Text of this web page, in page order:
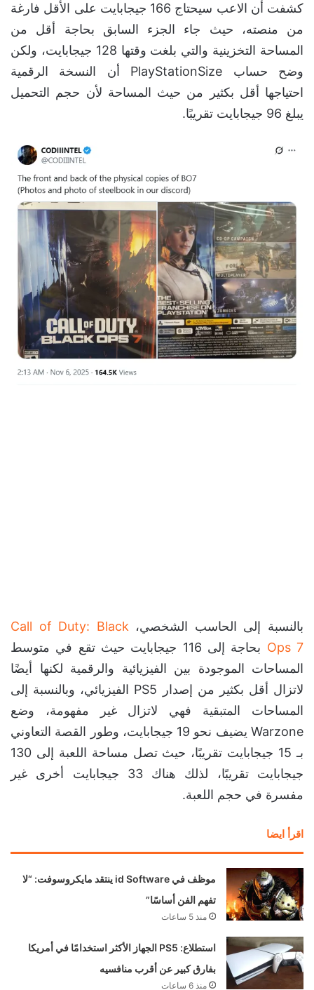
كشفت أن الاعب سيحتاج 166 جيجابايت على الأقل فارغة
من منصته، حيث جاء الجزء السابق بحاجة أقل من
المساحة التخزينية والتي بلغت وقتها 128 جيجابايت، ولكن
وضح حساب PlayStationSize أن النسخة الرقمية
احتياجها أقل بكثير من حيث المساحة لأن حجم التحميل
يبلغ 96 جيجابايت تقريبًا.
بالنسبة إلى الحاسب الشخصي، Call of Duty: Black
Ops 7
بحاجة إلى 116 جيجابايت حيث تقع في متوسط
المساحات الموجودة بين الفيزيائية والرقمية لكنها أيضًا
لاتزال أقل بكثير من إصدار PS5 الفيزيائي، وبالنسبة إلى
المساحات المتبقية فهي لاتزال غير مفهومة، وضع
Warzone يضيف نحو 19 جيجابايت، وطور القصة التعاوني
بـ 15 جيجابايت تقريبًا، حيث تصل مساحة اللعبة إلى 130
جيجابايت تقريبًا، لذلك هناك 33 جيجابايت أخرى غير
مفسرة في حجم اللعبة.
اقرأ ايضا
موظف في id Software ينتقد مايكروسوفت: “لا
تفهم الفن أساسًا”
منذ 5 ساعات
استطلاع: PS5 الجهاز الأكثر استخدامًا في أمريكا
بفارق كبير عن أقرب منافسيه
منذ 6 ساعات